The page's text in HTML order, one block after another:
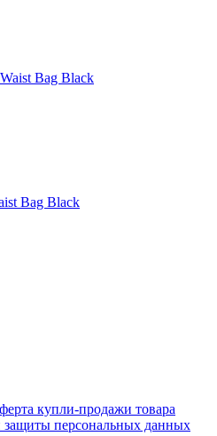
Bag Black
купли-продажи товара
защиты персональных данных